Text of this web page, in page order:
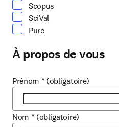
Scopus
SciVal
Pure
À propos de vous
Prénom * (obligatoire)
Nom * (obligatoire)